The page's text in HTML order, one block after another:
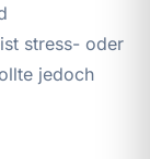
stress- oder
jedoch